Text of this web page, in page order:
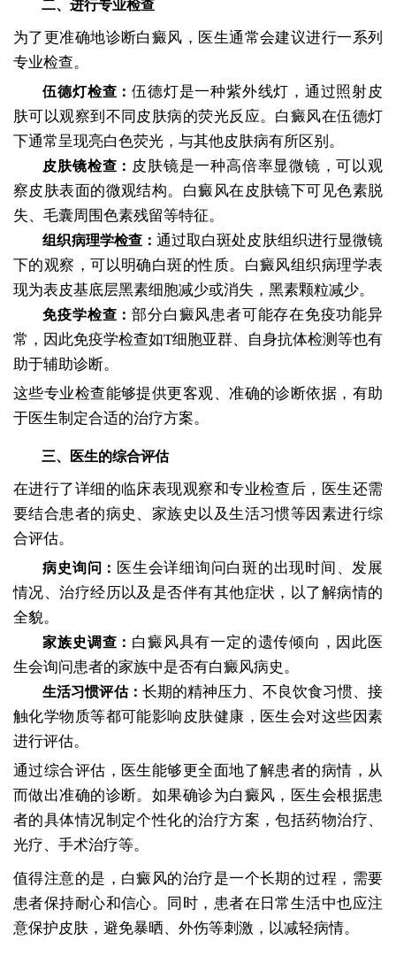
二、进行专业检查
为了更准确地诊断白癜风，医生通常会建议进行一系列
专业检查。
伍德灯检查：伍德灯是一种紫外线灯，通过照射皮
肤可以观察到不同皮肤病的荧光反应。白癜风在伍德灯
下通常呈现亮白色荧光，与其他皮肤病有所区别。
皮肤镜检查： 皮肤镜是一种高倍率显微镜，可以观
察皮肤表面的微观结构。白癜风在皮肤镜下可见色素脱
失、毛囊周围色素残留等特征。
组织病理学检查： 通过取白斑处皮肤组织进行显微镜
下的观察，可以明确白斑的性质。白癜风组织病理学表
现为表皮基底层黑素细胞减少或消失，黑素颗粒减少。
免疫学检查：部分白癜风患者可能存在免疫功能异
常，因此免疫学检查如T细胞亚群、自身抗体检测等也有
助于辅助诊断。
这些专业检查能够提供更客观、准确的诊断依据，有助
于医生制定合适的治疗方案。
三、医生的综合评估
在进行了详细的临床表现观察和专业检查后，医生还需
要结合患者的病史、家族史以及生活习惯等因素进行综
合评估。
病史询问： 医生会详细询问白斑的出现时间、发展
情况、治疗经历以及是否伴有其他症状，以了解病情的
全貌。
家族史调查： 白癜风具有一定的遗传倾向，因此医
生会询问患者的家族中是否有白癜风病史。
生活习惯评估： 长期的精神压力、不良饮食习惯、接
触化学物质等都可能影响皮肤健康，医生会对这些因素
进行评估。
通过综合评估，医生能够更全面地了解患者的病情，从
而做出准确的诊断。如果确诊为白癜风，医生会根据患
者的具体情况制定个性化的治疗方案，包括药物治疗、
光疗、手术治疗等。
值得注意的是，白癜风的治疗是一个长期的过程，需要
患者保持耐心和信心。同时，患者在日常生活中也应注
意保护皮肤，避免暴晒、外伤等刺激，以减轻病情。